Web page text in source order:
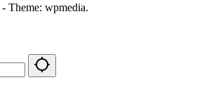
- Theme: wpmedia.